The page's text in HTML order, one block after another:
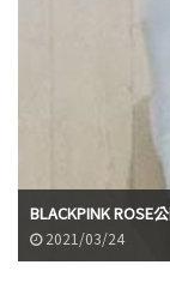
BLACKPINK ROSE
2021/03/24